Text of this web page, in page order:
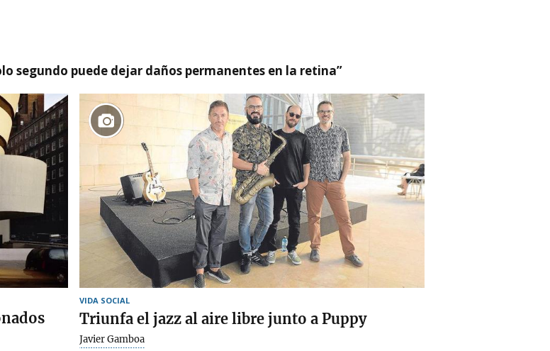
segundo puede dejar daños permanentes en la retina”
VIDA SOCIAL
Triunfa el jazz al aire libre junto a Puppy
Javier Gamboa